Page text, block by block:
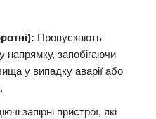
Пропускають
напрямку, запобігаючи
у випадку аварії або
запірні пристрої, які